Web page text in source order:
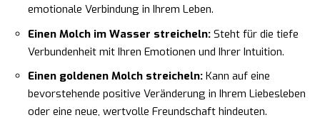
emotionale Verbindung in Ihrem Leben.
Einen Molch im Wasser streicheln: Steht für die tiefe
Verbundenheit mit Ihren Emotionen und Ihrer Intuition.
Einen goldenen Molch streicheln: Kann auf eine
bevorstehende positive Veränderung in Ihrem Liebesleben
oder eine neue, wertvolle Freundschaft hindeuten.